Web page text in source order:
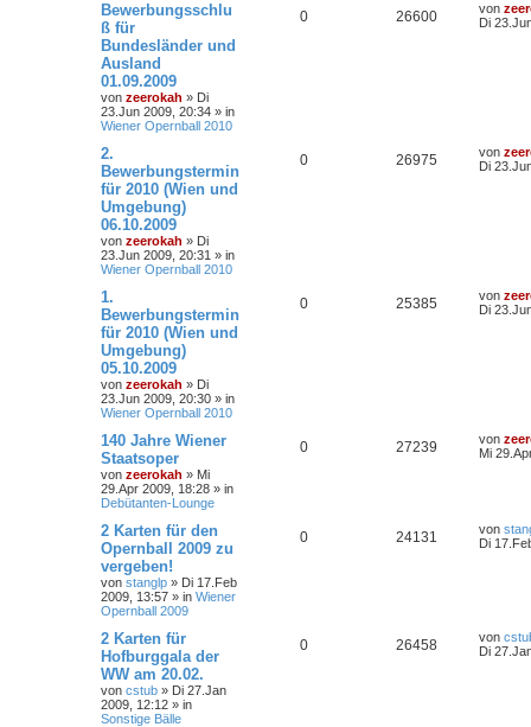
Bewerbungsschlu
ß für
Bundesländer und
Ausland
01.09.2009
von zeerokah » Di
23.Jun 2009, 20:34 » in
Wiener Opernball 2010
0 26600 von
Di
2.
Bewerbungstermin
für 2010 (Wien und
Umgebung)
06.10.2009
von zeerokah » Di
23.Jun 2009, 20:31 » in
Wiener Opernball 2010
0 26975 von
Di
1.
Bewerbungstermin
für 2010 (Wien und
Umgebung)
05.10.2009
von zeerokah » Di
23.Jun 2009, 20:30 » in
Wiener Opernball 2010
0 25385 von
Di
140 Jahre Wiener
Staatsoper
von zeerokah » Mi
29.Apr 2009, 18:28 » in
Debütanten-Lounge
0 27239 von
Mi
2 Karten für den
Opernball 2009 zu
vergeben!
von stanglp » Di 17.Feb
2009, 13:57 » in Wiener
Opernball 2009
0 24131 von
Di
2 Karten für
Hofburggala der
WW am 20.02.
von cstub » Di 27.Jan
2009, 12:12 » in
Sonstige Bälle
0 26458 von
Di